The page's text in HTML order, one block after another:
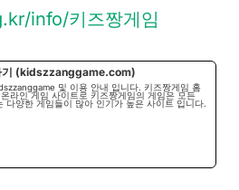
info/키즈짱게임
기 (kidszzanggame.com)
및 이용 안내 입니다. 키즈짱게임 홈
라인 게임 사이트로 키즈짱게임의 게임은 모든
다양한 게임들이 많아 인기가 높은 사이트 입니다.